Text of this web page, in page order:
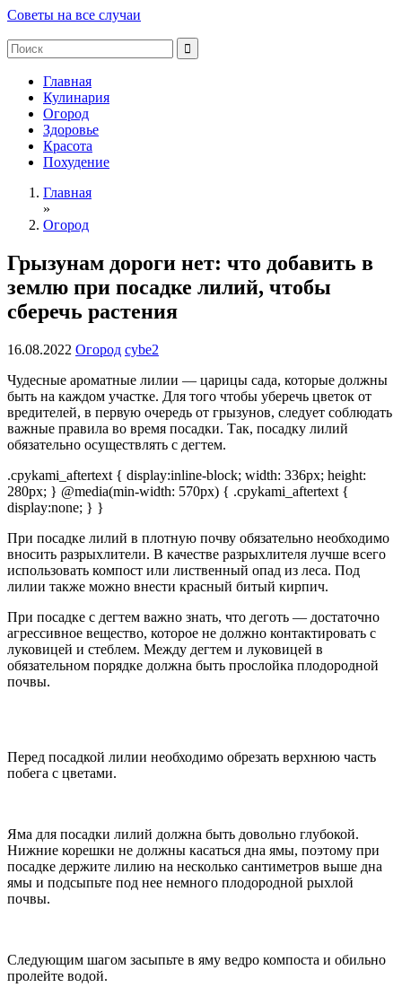
Советы на все случаи
Главная
Кулинария
Огород
Здоровье
Красота
Похудение
Главная
»
Огород
Грызунам дороги нет: что добавить в
землю при посадке лилий, чтобы
сберечь растения
16.08.2022 Огород cybe2
Чудесные ароматные лилии — царицы сада, которые должны
быть на каждом участке. Для того чтобы уберечь цветок от
вредителей, в первую очередь от грызунов, следует соблюдать
важные правила во время посадки. Так, посадку лилий
обязательно осуществлять с дегтем.
.cpykami_aftertext { display:inline-block; width: 336px; height:
280px; } @media(min-width: 570px) { .cpykami_aftertext {
display:none; } }
При посадке лилий в плотную почву обязательно необходимо
вносить разрыхлители. В качестве разрыхлителя лучше всего
использовать компост или лиственный опад из леса. Под
лилии также можно внести красный битый кирпич.
При посадке с дегтем важно знать, что деготь — достаточно
агрессивное вещество, которое не должно контактировать с
луковицей и стеблем. Между дегтем и луковицей в
обязательном порядке должна быть прослойка плодородной
почвы.
Перед посадкой лилии необходимо обрезать верхнюю часть
побега с цветами.
Яма для посадки лилий должна быть довольно глубокой.
Нижние корешки не должны касаться дна ямы, поэтому при
посадке держите лилию на несколько сантиметров выше дна
ямы и подсыпьте под нее немного плодородной рыхлой
почвы.
Следующим шагом засыпьте в яму ведро компоста и обильно
пролейте водой.